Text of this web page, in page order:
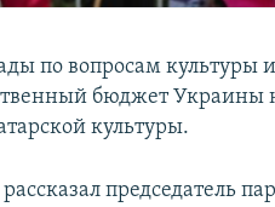
по вопросам культуры
бюджет Украины
культуры.
рассказал председатель